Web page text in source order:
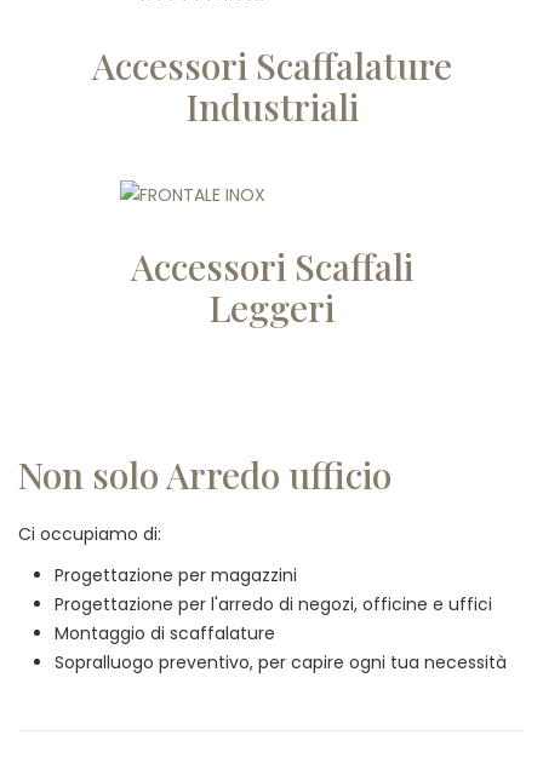
Accessori Scaffalature
Industriali
Accessori Scaffali
Leggeri
Non solo Arredo ufficio
Ci occupiamo di:
Progettazione per magazzini
Progettazione per l'arredo di negozi, officine e uffici
Montaggio di scaffalature
Sopralluogo preventivo, per capire ogni tua necessità